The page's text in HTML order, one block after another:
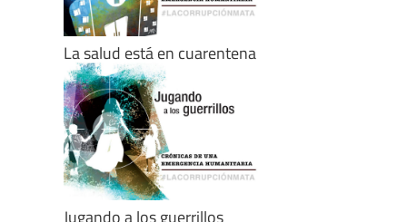
La salud está en cuarentena